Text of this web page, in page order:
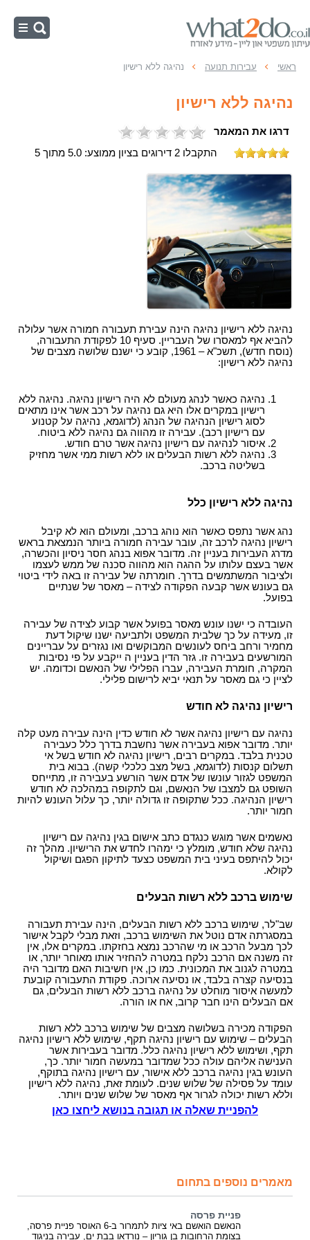
ראשי
תאונות דרכים
עבירות תנועה
ראשי עבירות תנועה נהיגה ללא רישיון
נהיגה ללא רישיון
דרגו את המאמר
התקבלו 2 דירוגים בציון ממוצע: 5.0 מתוך 5
נהיגה ללא רישיון נהיגה הינה עבירת תעבורה חמורה אשר עלולה
להביא אף למאסרו של העבריין. סעיף 10 לפקודת התעבורה,
(נוסח חדש), תשכ"א – 1961, קובע כי ישנם שלושה מצבים של
נהיגה ללא רישיון:
נהיגה כאשר לנהג מעולם לא היה רישיון נהיגה. נהיגה ללא
רישיון במקרים אלו היא גם נהיגה על רכב אשר אינו מתאים
לסוג רישיון הנהיגה של הנהג (לדוגמא, נהיגה על קטנוע
עם רישיון רכב). עבירה זו מהווה גם נהיגה ללא ביטוח.
איסור לנהיגה עם רישיון נהיגה אשר טרם חודש.
נהיגה ללא רשות הבעלים או ללא רשות ממי אשר מחזיק
בשליטה ברכב.
נהיגה ללא רישיון כלל
נהג אשר נתפס כאשר הוא נוהג ברכב, ומעולם הוא לא קיבל
רישיון נהיגה לרכב זה, עובר עבירה חמורה ביותר הנמצאת בראש
מדרג העבירות בעניין זה. מדובר אפוא בנהג חסר ניסיון והכשרה,
אשר בעצם עלותו על ההגה הוא מהווה סכנה של ממש לעצמו
ולציבור המשתמשים בדרך. חומרתה של עבירה זו באה לידי ביטוי
גם בעונש אשר קבעה הפקודה לצידה – מאסר של שנתיים
בפועל.
העובדה כי ישנו עונש מאסר בפועל אשר קבוע לצידה של עבירה
זו, מעידה על כך שלבית המשפט ולתביעה ישנו שיקול דעת
מחמיר ורחב ביחס לעונשים המבוקשים ואו נגזרים על עבריינים
המורשעים בעבירה זו. גזר הדין בעניין ה ייקבע על פי נסיבות
המקרה, חומרת העבירה, עברו הפלילי של הנאשם וכדומה. יש
לציין כי גם מאסר על תנאי יביא לרישום פלילי.
רישיון נהיגה לא חודש
נהיגה עם רישיון נהיגה אשר לא חודש כדין הינה עבירה מעט קלה
יותר. מדובר אפוא בעבירה אשר נחשבת בדרך כלל כעבירה
טכנית בלבד. במקרים רבים, רישיון נהיגה לא חודש בשל אי
תשלום קנסות (לדוגמא, בשל מצב כלכלי קשה). בבוא בית
המשפט לגזור עונשו של אדם אשר הורשע בעבירה זו, מתייחס
השופט גם למצבו של הנאשם, וגם לתקופה במהלכה לא חודש
רישיון הנהיגה. ככל שתקופה זו גדולה יותר, כך עלול העונש להיות
חמור יותר.
נאשמים אשר מוגש כנגדם כתב אישום בגין נהיגה עם רישיון
נהיגה שלא חודש, מומלץ כי ימהרו לחדש את הרישיון. מהלך זה
יכול להיתפס בעיני בית המשפט כצעד לתיקון הפגם ושיקול
לקולא.
שימוש ברכב ללא רשות הבעלים
שב"לר, שימוש ברכב ללא רשות הבעלים, הינה עבירת תעבורה
במסגרתה אדם נוטל את השימוש ברכב, וזאת מבלי לקבל אישור
לכך מבעל הרכב או מי שהרכב נמצא בחזקתו. במקרים אלו, אין
זה משנה אם הרכב נלקח במטרה להחזיר אותו מאוחר יותר, או
במטרה לגנוב את המכונית. כמו כן, אין חשיבות האם מדובר היה
בנסיעה קצרה בלבד, או נסיעה ארוכה. פקודת התעבורה קובעת
למעשה איסור מוחלט על נהיגה ברכב ללא רשות הבעלים, גם
אם הבעלים הינו חבר קרוב, אח או הורה.
הפקודה מכירה בשלושה מצבים של שימוש ברכב ללא רשות
הבעלים – שימוש עם רישיון נהיגה תקף, שימוש ללא רישיון נהיגה
תקף, ושימוש ללא רישיון נהיגה כלל. מדובר בעבירות אשר
הענישה אליהם עולה ככל שמדובר במעשה חמור יותר. כך,
העונש בגין נהיגה ברכב ללא אישור, עם רישיון נהיגה בתוקף,
עומד על פסילה של שלוש שנים. לעומת זאת, נהיגה ללא רישיון
וללא רשות יכולה לגרור אף מאסר של שלוש שנים ויותר.
להפניית שאלה או תגובה בנושא ליחצו כאן
מאמרים נוספים בתחום
פניית פרסה
הנאשם הואשם באי ציות לתמרור ב-6 האוסר פניית פרסה,
בצומת הרחובות בן גוריון – נורדאו בבת ים, עבירה בניגוד